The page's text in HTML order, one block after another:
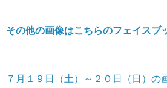
その他の画像はこちらのフェイスブ
７月１９日（土）～２０日（日）の